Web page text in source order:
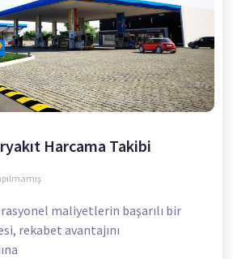
Harcama Takibi
maliyetlerin başarılı bir
rekabet avantajını